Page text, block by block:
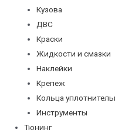
Кузова
ДВС
Краски
Жидкости и смазки
Наклейки
Крепеж
Кольца
Инструменты
Тюнинг